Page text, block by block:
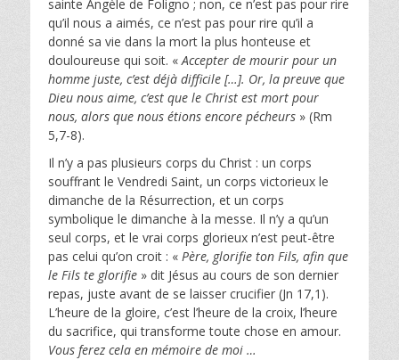
sainte Angèle de Foligno ; non, ce n’est pas pour rire
qu’il nous a aimés, ce n’est pas pour rire qu’il a
donné sa vie dans la mort la plus honteuse et
douloureuse qui soit. «Accepter de mourir pour un
homme juste, c’est déjà difficile […]. Or, la preuve que
Dieu nous aime, c’est que le Christ est mort pour
nous, alors que nous étions encore pécheurs » (Rm
5,7-8).
Il n’y a pas plusieurs corps du Christ : un corps
souffrant le Vendredi Saint, un corps victorieux le
dimanche de la Résurrection, et un corps
symbolique le dimanche à la messe. Il n’y a qu’un
seul corps, et le vrai corps glorieux n’est peut-être
pas celui qu’on croit : « Père, glorifie ton Fils, afin que
le Fils te glorifie » dit Jésus au cours de son dernier
repas, juste avant de se laisser crucifier (Jn 17,1).
L’heure de la gloire, c’est l’heure de la croix, l’heure
du sacrifice, qui transforme toute chose en amour.
Vous ferez cela en mémoire de moi …